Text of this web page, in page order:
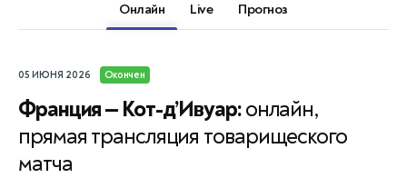
Онлайн Live Прогноз
05 ИЮНЯ 2026 Окончен
Франция — Кот-д’Ивуар:онлайн,
прямая трансляция товарищеского
матча